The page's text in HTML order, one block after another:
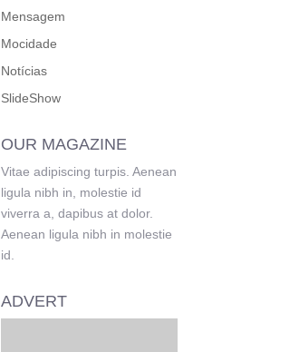
Mensagem
Mocidade
Notícias
SlideShow
OUR MAGAZINE
Vitae adipiscing turpis. Aenean
ligula nibh in, molestie id
viverra a, dapibus at dolor.
Aenean ligula nibh in molestie
id.
ADVERT